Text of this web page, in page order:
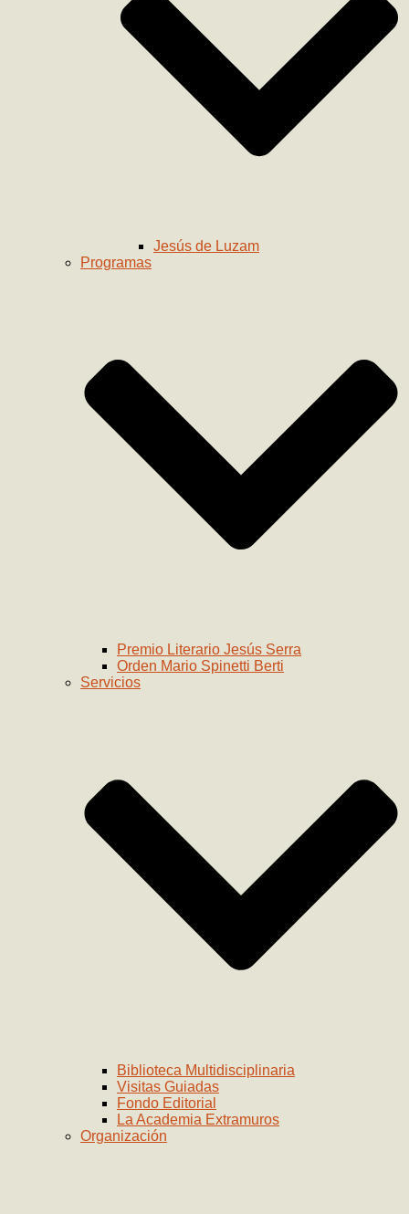
Jesús de Luzam
Programas
Premio Literario Jesús Serra
Orden Mario Spinetti Berti
Servicios
Biblioteca Multidisciplinaria
Visitas Guiadas
Fondo Editorial
La Academia Extramuros
Organización